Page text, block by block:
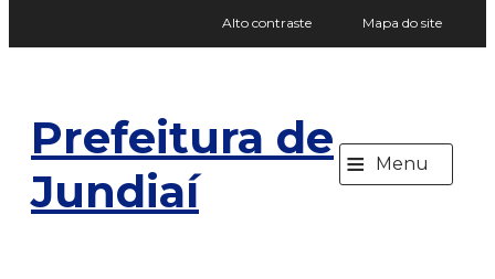
Alto contraste Mapa do site
Prefeitura de
Jundiaí
≡ Menu